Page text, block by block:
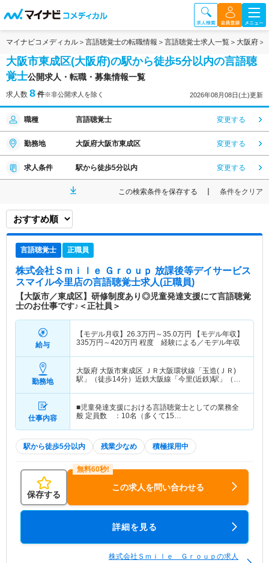
マイナビコメディカル 言語聴覚士の転職情報 言語聴覚士求人一覧 大阪府
大阪市東成区(大阪府)の駅から徒歩5分以内の言語聴
覚士公開求人・転職・募集情報一覧
求人数 8 件※非公開求人を除く 2026年08月08日(土)更新
職種 言語聴覚士 変更する
勤務地 大阪府大阪市東成区 変更する
求人条件 駅から徒歩5分以内 変更する
この検索条件を保存する 条件をクリア
言語聴覚士 正職員
株式会社Ｓｍｉｌｅ Ｇｒｏｕｐ 放課後等デイサービス
スマイル今里店の言語聴覚士求人(正職員)
【大阪市／東成区】研修制度あり◎児童発達支援にて言語聴覚
士のお仕事です♪＜正社員＞
給与
【モデル月収】 26.3万円～35.0万円
【モデル年収】
335万円～420万円 程度 経験による／モデル年収
勤務地
大阪府 大阪市東成区 ＪＲ大阪環状線「玉造(ＪＲ)
駅」（徒歩14分）近鉄大阪線「今里(近鉄)駅」（徒
仕事内容
■児童発達支援における言語聴覚士としての業務全
般 定員数 ：10名（多くて15…
駅から徒歩5分以内 残業少なめ 積極採用中
保存する
この求人を問い合わせる
詳細を見る
株式会社Ｓｍｉｌｅ Ｇｒｏｕｐの求人